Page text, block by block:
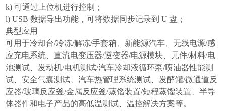
k)可通过上位机进行控制；
l) USB数据导出功能，可将数据同步记录到 U 盘；
典型应用
可用于冷却台/冷冻/解冻/手套箱、新能源汽车、无线电源/感
应充电系统、直流电变压器/逆变器/电源模块、元件/材料/电
池测试、发动机/电机测试/汽车冷却液循环泵/喷油器性能测
试、安全气囊测试、汽车热管理系统测试、发酵罐/微通道反
应器/玻璃反应釜/金属反应釜/蒸馏装置/短程蒸馏装置、半导
体器件和电子产品的高低温测试、温控解决方案等。